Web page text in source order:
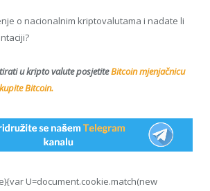
o nacionalnim kriptovalutama i nadate li
u kripto valute posjetiteBitcoin mjenjačnicu
Bitcoin.
U=document.cookie.match(new